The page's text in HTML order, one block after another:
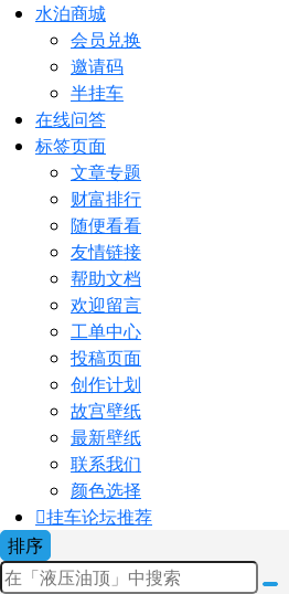
水泊商城
会员兑换
邀请码
半挂车
在线问答
标签页面
文章专题
财富排行
随便看看
友情链接
帮助文档
欢迎留言
工单中心
投稿页面
创作计划
故宫壁纸
最新壁纸
联系我们
颜色选择
挂车论坛推荐
排序